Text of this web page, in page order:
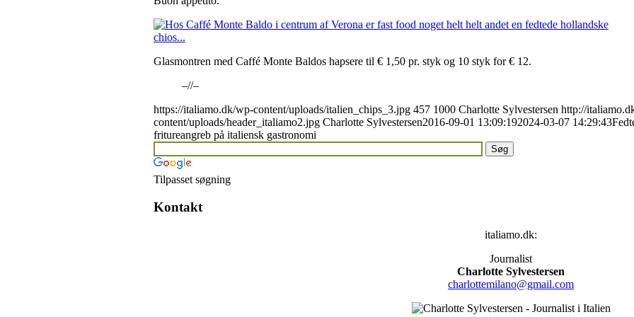
Glasmontren med Caffé Monte Baldos hapsere til € 1,50 pr. styk og 10 styk for € 12.
–//–
https://italiamo.dk/wp-content/uploads/italien_chips_3.jpg 457 1000 Charlotte Sylvestersen http://
content/uploads/header_italiamo2.jpg Charlotte Sylvestersen2016-09-01 13:09:192024-03-07 14:29:43
fritureangreb på italiensk gastronomi
Tilpasset søgning
Kontakt
italiamo.dk:
Journalist
Charlotte Sylvestersen
charlottemilano@gmail.com